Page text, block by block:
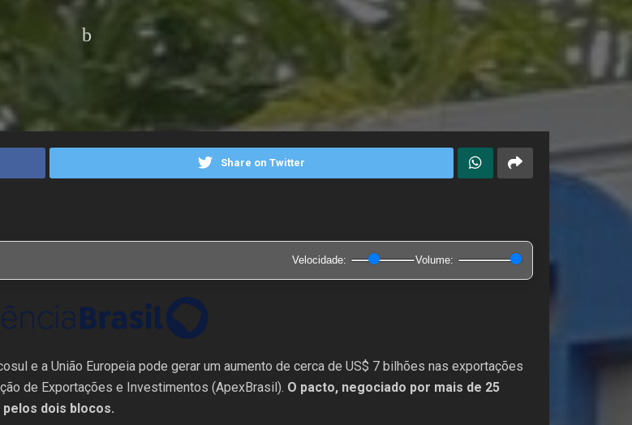
Share on Twitter
Velocidade: Volume:
e a União Europeia pode gerar um aumento de cerca de US$ 7 bilhões nas exportações
de Exportações e Investimentos (ApexBrasil). O pacto, negociado por mais de 25
dois blocos.